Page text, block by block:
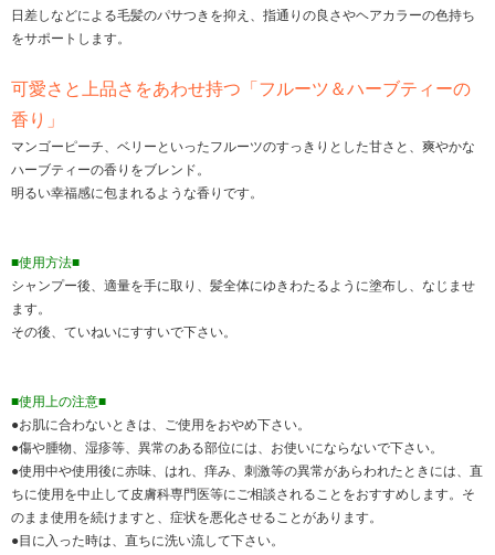
日差しなどによる毛髪のパサつきを抑え、指通りの良さやヘアカラーの色持ち
をサポートします。
可愛さと上品さをあわせ持つ「フルーツ＆ハーブティーの
香り」
マンゴーピーチ、ベリーといったフルーツのすっきりとした甘さと、爽やかな
ハーブティーの香りをブレンド。
明るい幸福感に包まれるような香りです。
■使用方法■
シャンプー後、適量を手に取り、髪全体にゆきわたるように塗布し、なじませ
ます。
その後、ていねいにすすいで下さい。
■使用上の注意■
●お肌に合わないときは、ご使用をおやめ下さい。
●傷や腫物、湿疹等、異常のある部位には、お使いにならないで下さい。
●使用中や使用後に赤味、はれ、痒み、刺激等の異常があらわれたときには、直
ちに使用を中止して皮膚科専門医等にご相談されることをおすすめします。そ
のまま使用を続けますと、症状を悪化させることがあります。
●目に入った時は、直ちに洗い流して下さい。